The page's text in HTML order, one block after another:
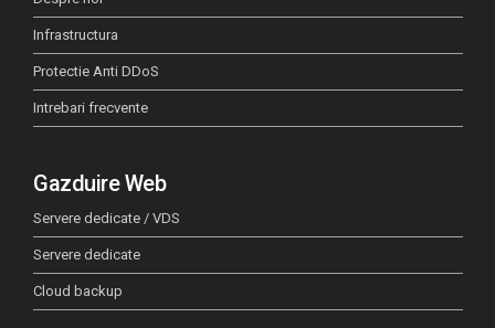
Infrastructura
Protectie Anti DDoS
Intrebari frecvente
Gazduire Web
Servere dedicate / VDS
Servere dedicate
Cloud backup